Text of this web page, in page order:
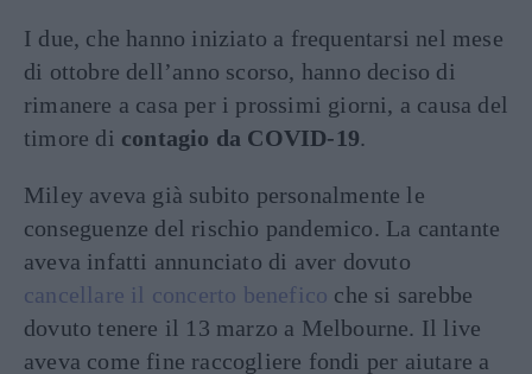
I due, che hanno iniziato a frequentarsi nel mese
di ottobre dell’anno scorso, hanno deciso di
rimanere a casa per i prossimi giorni, a causa del
timore di contagio da COVID-19.
Miley aveva già subito personalmente le
conseguenze del rischio pandemico. La cantante
aveva infatti annunciato di aver dovuto
cancellare il concerto benefico che si sarebbe
dovuto tenere il 13 marzo a Melbourne. Il live
aveva come fine raccogliere fondi per aiutare a